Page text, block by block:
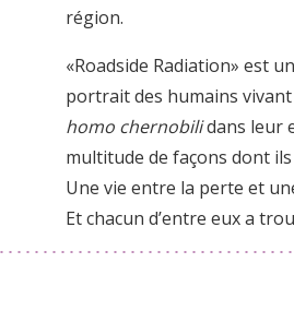
région.
«Roadside Radiation» est
portrait des humains
homo chernobilidans leur
multitude de façons dont
Une vie entre la perte et
Et chacun d’entre eux a